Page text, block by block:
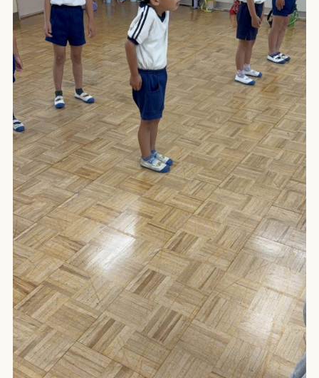
教育理念 園の紹介
写真ギャラリー
入園案内 園庭開放